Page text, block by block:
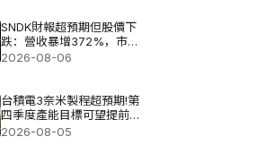
SNDK財報超預期但股價下
跌：營收暴增372%，市場
為何仍不買單?
2026-08-06
台積電3奈米製程超預期!第
四季度產能目標可望提前
達成
2026-08-05